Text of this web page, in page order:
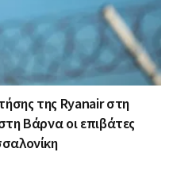
της Ryanair στη
Βάρνα οι επιβάτες